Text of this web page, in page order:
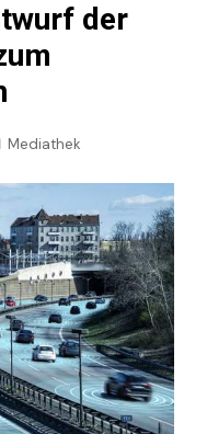
der
Mediathek